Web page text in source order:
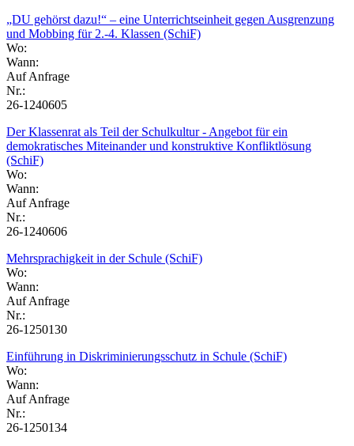
„DU gehörst dazu!“ – eine Unterrichtseinheit gegen Ausgrenzung
und Mobbing für 2.-4. Klassen (SchiF)
Wo:
Wann:
Auf Anfrage
Nr.:
26-1240605
Der Klassenrat als Teil der Schulkultur - Angebot für ein
demokratisches Miteinander und konstruktive Konfliktlösung
(SchiF)
Wo:
Wann:
Auf Anfrage
Nr.:
26-1240606
Mehrsprachigkeit in der Schule (SchiF)
Wo:
Wann:
Auf Anfrage
Nr.:
26-1250130
Einführung in Diskriminierungsschutz in Schule (SchiF)
Wo:
Wann:
Auf Anfrage
Nr.:
26-1250134